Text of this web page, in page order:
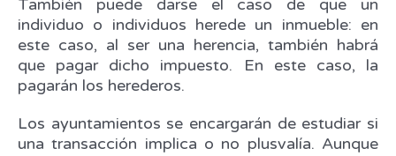
También puede darse el caso de que un
individuo o individuos herede un inmueble: en
este caso, al ser una herencia, también habrá
que pagar dicho impuesto. En este caso, la
pagarán los herederos.
Los ayuntamientos se encargarán de estudiar si
una transacción implica o no plusvalía. Aunque